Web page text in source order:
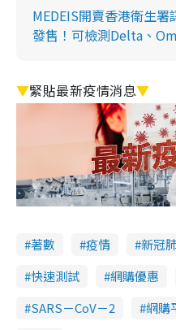
MEDEIS開賣香港衛生
發售！可檢測Delta、
▼緊貼最新疫情消息▼
著數 疫情 新冠
快速測試
網購優惠
SARS－CoV－2
網購